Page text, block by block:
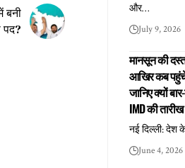
बनी
पद?
और…
July 9, 2026
मानसून की
आखिर कब
जानिए क्यों
IMD की तारीख
नई दिल्ली: देश
June 4, 2026